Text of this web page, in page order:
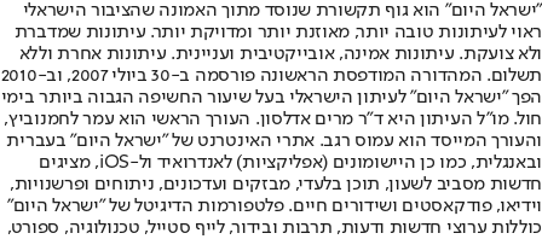
"ישראל היום" הוא גוף תקשורת שנוסד מתוך האמונה שהציבור הישראלי
ראוי לעיתונות טובה יותר, מאוזנת יותר ומדויקת יותר. עיתונות שמדברת
ולא צועקת. עיתונות אמינה, אובייקטיבית ועניינית. עיתונות אחרת וללא
תשלום. המהדורה המודפסת הראשונה פורסמה ב-30 ביולי 2007, וב-2010
הפך "ישראל היום" לעיתון הישראלי בעל שיעור החשיפה הגבוה ביותר בימי
חול. מו"ל העיתון היא ד"ר מרים אדלסון. העורך הראשי הוא עמר לחמנוביץ,
והעורך המייסד הוא עמוס רגב. אתרי האינטרנט של "ישראל היום" בעברית
ובאנגלית, כמו כן היישומונים (אפליקציות) לאנדרואיד ול-iOS, מציגים
חדשות מסביב לשעון, תוכן בלעדי, מבזקים ועדכונים, ניתוחים ופרשנויות,
וידיאו, פודקאסטים ושידורים חיים. פלטפורמות הדיגיטל של "ישראל היום"
כוללות ערוצי חדשות ודעות, תרבות ובידור, לייף סטייל, טכנולוגיה, ספורט,